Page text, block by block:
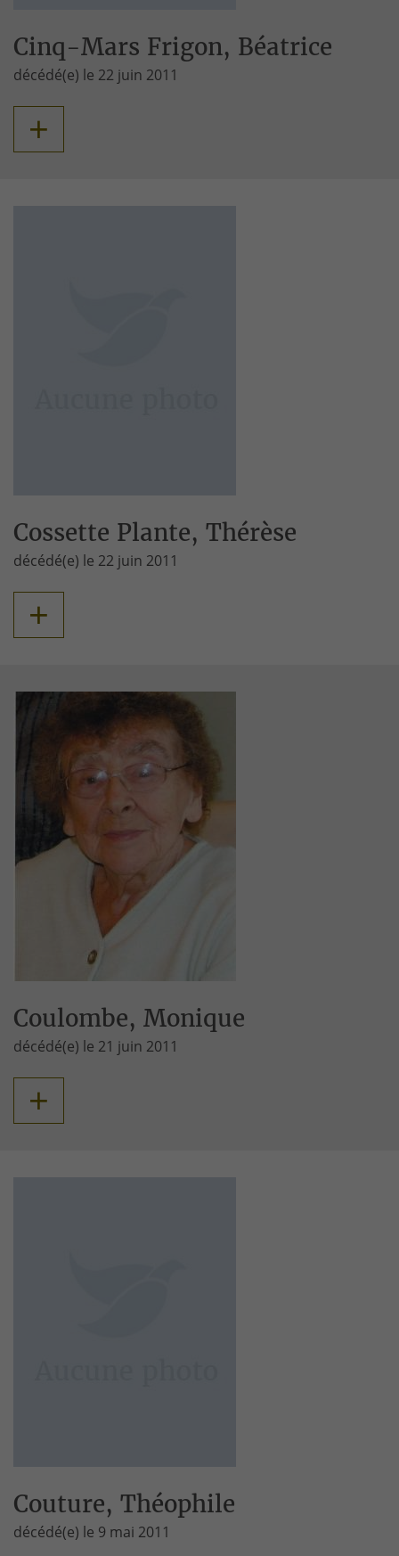
Cinq-Mars Frigon, Béatrice
décédé(e) le 22 juin 2011
+
Cossette Plante, Thérèse
décédé(e) le 22 juin 2011
+
Coulombe, Monique
décédé(e) le 21 juin 2011
+
Couture, Théophile
décédé(e) le 9 mai 2011